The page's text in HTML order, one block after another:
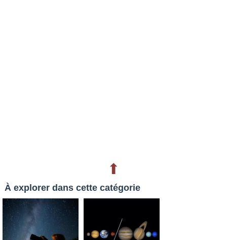
⬆
À explorer dans cette catégorie